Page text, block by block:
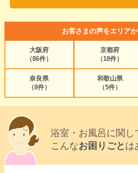
お客さまの声をエリア
大阪府
（86件）
京都府
（18件）
奈良県
（8件）
和歌山県
（5件）
浴室・お風呂に関し
こんなお困りごとは